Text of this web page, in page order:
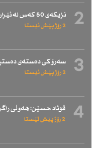
2 نزیكەی 50 كەس لە ئێران لە سێدارە دراون
2 رۆژ پێش ئێستا
3 سەرۆكی دەستەی
2 رۆژ پێش ئێستا
4 فوئاد حسێن: هەوڵی
2 رۆژ پێش ئێستا